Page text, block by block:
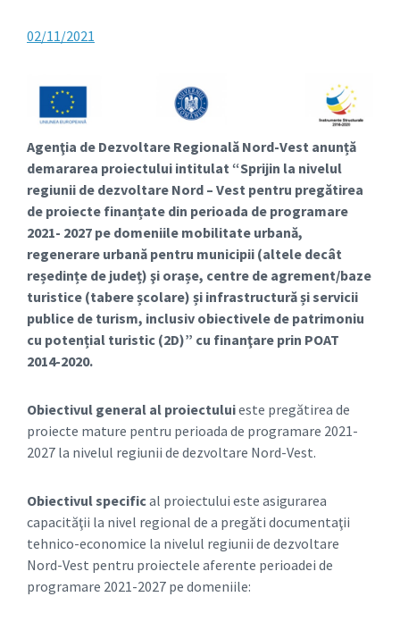
02/11/2021
Agenţia de Dezvoltare Regională Nord-Vest anunță
demararea proiectului intitulat “Sprijin la nivelul
regiunii de dezvoltare Nord – Vest pentru pregătirea
de proiecte finanțate din perioada de programare
2021- 2027 pe domeniile mobilitate urbană,
regenerare urbană pentru municipii (altele decât
reședințe de județ) şi orașe, centre de agrement/baze
turistice (tabere școlare) și infrastructură și servicii
publice de turism, inclusiv obiectivele de patrimoniu
cu potențial turistic (2D)” cu finanţare prin POAT
2014-2020.
Obiectivul general al proiectuluieste pregătirea de
proiecte mature pentru perioada de programare 2021-
2027 la nivelul regiunii de dezvoltare Nord-Vest.
Obiectivul specifical proiectului este asigurarea
capacităţii la nivel regional de a pregăti documentaţii
tehnico-economice la nivelul regiunii de dezvoltare
Nord-Vest pentru proiectele aferente perioadei de
programare 2021-2027 pe domeniile: